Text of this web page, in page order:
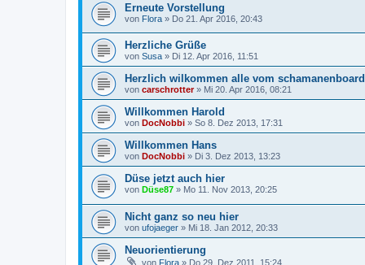
Erneute Vorstellung
von Flora » Do 21. Apr 2016, 20:43
Herzliche Grüße
von Susa » Di 12. Apr 2016, 11:51
Herzlich wilkommen alle vom schamanenboard
von carschrotter» Mi 20. Apr 2016, 08:21
Willkommen Harold
von DocNobbi » So 8. Dez 2013, 17:31
Willkommen Hans
von DocNobbi » Di 3. Dez 2013, 13:23
Düse jetzt auch hier
von Düse87 » Mo 11. Nov 2013, 20:25
Nicht ganz so neu hier
von ufojaeger » Mi 18. Jan 2012, 20:33
Neuorientierung
von Flora » Do 29. Dez 2011, 15:24